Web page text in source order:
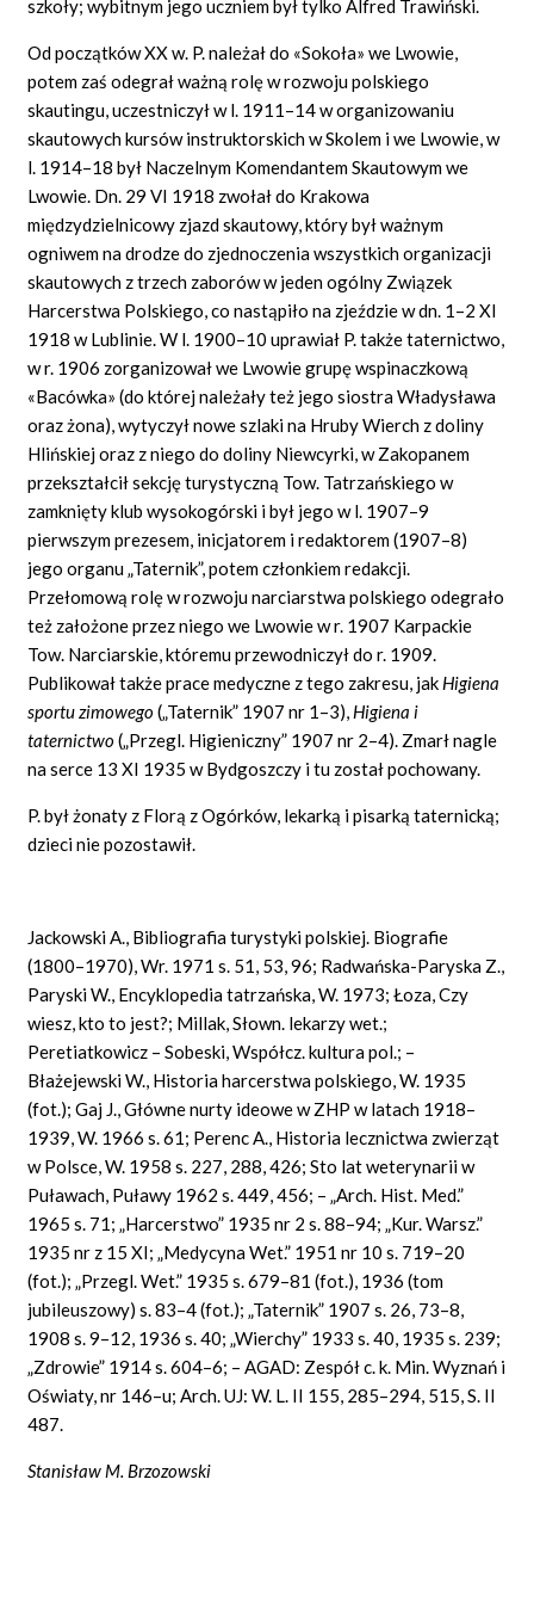
szkoły; wybitnym jego uczniem był tylko Alfred Trawiński.
Od początków XX w. P. należałdo «Sokoła»we Lwowie,
potem zaś odegrał ważną rolę w rozwoju polskiego
skautingu, uczestniczył w l. 1911–14 w organizowaniu
skautowych kursów instruktorskich w Skolem i we Lwowie, w
l. 1914–18 był Naczelnym Komendantem Skautowym we
Lwowie. Dn. 29 VI 1918 zwołał do Krakowa
międzydzielnicowy zjazd skautowy, który był ważnym
ogniwem na drodze do zjednoczenia wszystkich organizacji
skautowych z trzech zaborów w jeden ogólny Związek
Harcerstwa Polskiego, co nastąpiło na zjeździe w dn. 1–2 XI
1918 w Lublinie. W l. 1900–10 uprawiał P. także taternictwo,
w r. 1906 zorganizował we Lwowie grupę wspinaczkową
«Bacówka» (do której należały też jego siostra Władysława
oraz żona), wytyczył nowe szlaki na Hruby Wierch z doliny
Hlińskiej oraz z niego do doliny Niewcyrki, w Zakopanem
przekształcił sekcję turystyczną Tow. Tatrzańskiego w
zamknięty klub wysokogórski i był jego w l. 1907–9
pierwszym prezesem, inicjatorem i redaktorem (1907–8)
jego organu „Taternik”, potem członkiem redakcji.
Przełomową rolę w rozwoju narciarstwa polskiego odegrało
też założone przez niego we Lwowie w r. 1907 Karpackie
Tow. Narciarskie, któremu przewodniczył do r. 1909.
Publikował także prace medyczne z tego zakresu, jak Higiena
sportu zimowego(„Taternik” 1907 nr 1–3), Higiena i
taternictwo(„Przegl. Higieniczny” 1907 nr 2–4). Zmarł nagle
na serce 13 XI 1935 w Bydgoszczy i tu został pochowany.
P. był żonaty z Florą z Ogórków, lekarką i pisarką taternicką;
dzieci nie pozostawił.
Jackowski A., Bibliografia turystyki polskiej. Biografie
(1800–1970), Wr. 1971 s. 51, 53, 96; Radwańska-Paryska Z.,
Paryski W., Encyklopedia tatrzańska, W. 1973; Łoza, Czy
wiesz, kto to jest?; Millak, Słown. lekarzy wet.;
Peretiatkowicz – Sobeski, Współcz. kultura pol.; –
Błażejewski W., Historia harcerstwa polskiego, W. 1935
(fot.); Gaj J., Główne nurty ideowe w ZHP w latach 1918–
1939, W. 1966 s. 61; Perenc A., Historia lecznictwa zwierząt
w Polsce, W. 1958 s. 227, 288, 426; Sto lat weterynarii w
Puławach, Puławy 1962 s. 449, 456; – „Arch. Hist. Med.”
1965 s. 71; „Harcerstwo” 1935 nr 2 s. 88–94; „Kur. Warsz.”
1935 nr z 15 XI; „Medycyna Wet.” 1951 nr 10 s. 719–20
(fot.); „Przegl. Wet.” 1935 s. 679–81 (fot.), 1936 (tom
jubileuszowy) s. 83–4 (fot.); „Taternik” 1907 s. 26, 73–8,
1908 s. 9–12, 1936 s. 40; „Wierchy” 1933 s. 40, 1935 s. 239;
„Zdrowie” 1914 s. 604–6; – AGAD: Zespół c. k. Min. Wyznań i
Oświaty, nr 146–u; Arch. UJ: W. L. II 155, 285–294, 515, S. II
487.
Stanisław M. Brzozowski